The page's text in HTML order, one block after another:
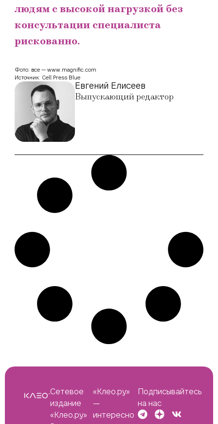
людям с высокой нагрузкой без
консультации специалиста
рискованно.
Евгений Елисеев
Выпускающий редактор
Фото: все — www.magnific.com
Источник: Cell Press Blue
Сетевое
издание
«Клео.ру»
«Клео.ру»
—
интересно
Подписывайтесь
на нас